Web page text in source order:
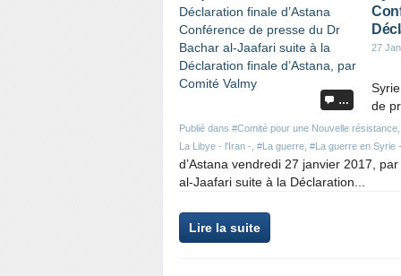
…
27
Publié dans #Comité pour une Nouvelle résistance
La Libye - l'Iran - #La guerre #La guerre en Syrie
de
d’Astana vendredi 27 janvier 2017,
al-Jaafari suite à la Déclaration...
Lire la suite